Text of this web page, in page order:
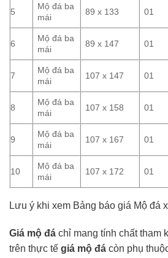
5
Mộ đá ba
mái
89 x 133 01
6
Mộ đá ba
mái
89 x 147 01
7
Mộ đá ba
mái
107 x 147 01
8
Mộ đá ba
mái
107 x 158 01
9
Mộ đá ba
mái
107 x 167 01
10
Mộ đá ba
mái
107 x 172 01
Lưu ý khi xem Bảng báo giá Mộ đá
Giá mộ đá chỉ mang tính chất tham
trên thực tế giá mộ đá còn phụ